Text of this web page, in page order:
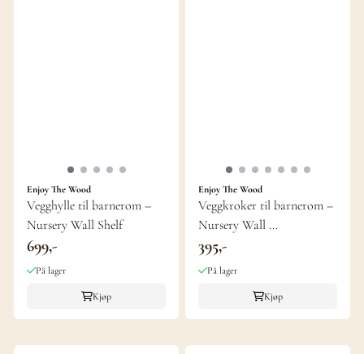
Enjoy The Wood
Vegghylle til barnerom –
Nursery Wall Shelf
699,-
På lager
Kjøp
Enjoy The Wood
Veggkroker til barnerom –
Nursery Wall ...
395,-
På lager
Kjøp